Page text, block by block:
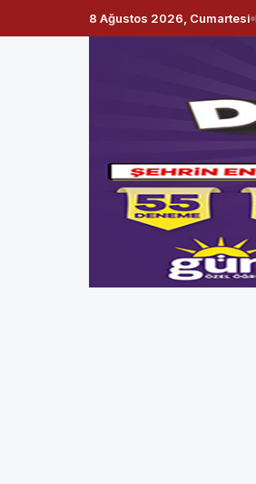
8 Ağustos 2026, Cumartesi